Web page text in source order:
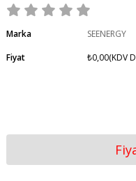
Marka
SEENERGY
Fiyat
₺0,00(KDV